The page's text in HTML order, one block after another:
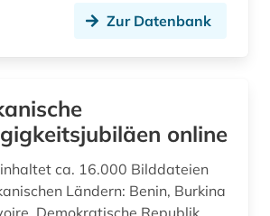
europäische geschichte (1)
extremismus (1)
Zur Datenbank
online
ca. 16.000 Bilddateien
Ländern: Benin, Burkina